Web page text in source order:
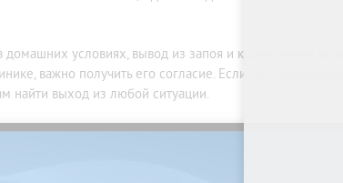
условиях, вывод из запоя и кодирование
важно получить его согласие. Если он
найти выход из любой ситуации.